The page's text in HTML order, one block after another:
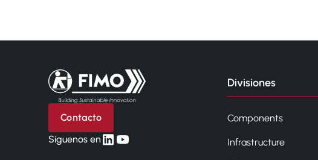
Volver a la página principal
Contacto
Síguenos en linkedin
yt
Divisiones
Components
Infrastructure